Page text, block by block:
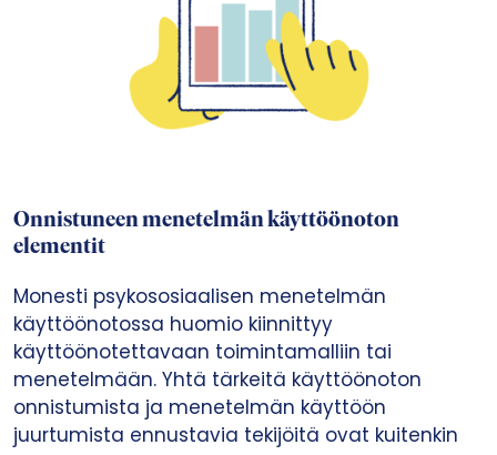
Onnistuneen menetelmän käyttöönoton
elementit
Monesti psykososiaalisen menetelmän
käyttöönotossa huomio kiinnittyy
käyttöönotettavaan toimintamalliin tai
menetelmään. Yhtä tärkeitä käyttöönoton
onnistumista ja menetelmän käyttöön
juurtumista ennustavia tekijöitä ovat kuitenkin